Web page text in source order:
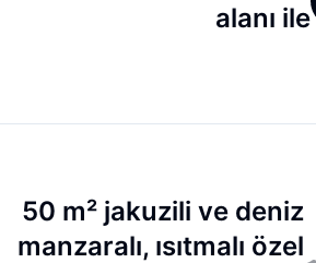
alanı ile
50 m² jakuzili ve deniz
manzaralı, ısıtmalı özel